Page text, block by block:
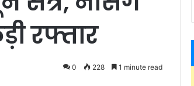
रफ्तार
0 228 1 minute read